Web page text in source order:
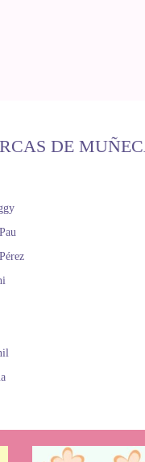
DE